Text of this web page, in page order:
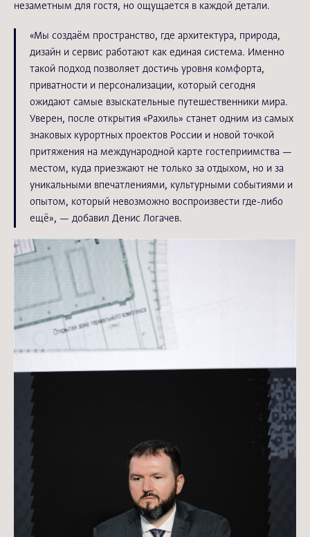
незаметным для гостя, но ощущается в каждой детали.
«Мы создаём пространство, где архитектура, природа,
дизайн и сервис работают как единая система. Именно
такой подход позволяет достичь уровня комфорта,
приватности и персонализации, который сегодня
ожидают самые взыскательные путешественники мира.
Уверен, после открытия «Рахиль» станет одним из самых
знаковых курортных проектов России и новой точкой
притяжения на международной карте гостеприимства —
местом, куда приезжают не только за отдыхом, но и за
уникальными впечатлениями, культурными событиями и
опытом, который невозможно воспроизвести где-либо
ещё», — добавил Денис Логачев.